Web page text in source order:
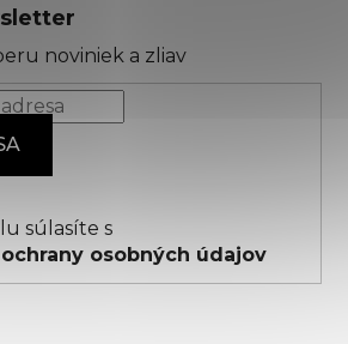
noviniek a zliav
súlasíte s
osobných údajov